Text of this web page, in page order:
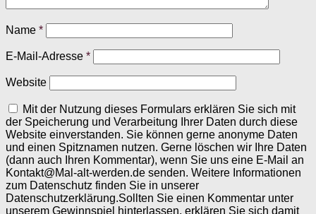
Name *
E-Mail-Adresse *
Website
Mit der Nutzung dieses Formulars erklären Sie sich mit
der Speicherung und Verarbeitung Ihrer Daten durch diese
Website einverstanden. Sie können gerne anonyme Daten
und einen Spitznamen nutzen. Gerne löschen wir Ihre Daten
(dann auch Ihren Kommentar), wenn Sie uns eine E-Mail an
Kontakt@Mal-alt-werden.de senden. Weitere Informationen
zum Datenschutz finden Sie in unserer
Datenschutzerklärung.Sollten Sie einen Kommentar unter
unserem Gewinnspiel hinterlassen, erklären Sie sich damit